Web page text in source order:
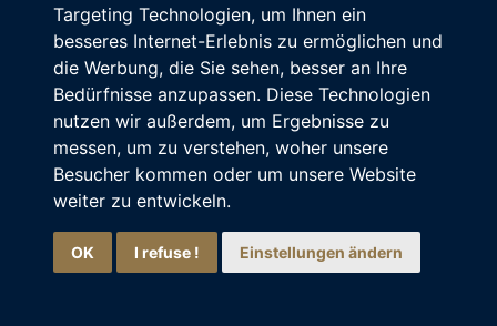
Targeting Technologien, um Ihnen ein
besseres Internet-Erlebnis zu ermöglichen und
die Werbung, die Sie sehen, besser an Ihre
Bedürfnisse anzupassen. Diese Technologien
nutzen wir außerdem, um Ergebnisse zu
messen, um zu verstehen, woher unsere
Besucher kommen oder um unsere Website
weiter zu entwickeln.
OK I refuse ! Einstellungen ändern
Den Artikel lesen 11/03/2025
Ia ora na, ich bin der virtuelle Assistent von
Aranui.
Sehr gerne helfe ich Ihnen, unsere Kreuzfahrten
durch Französisch-Polynesien zu entdecken! Was
kann ich für Sie tun?